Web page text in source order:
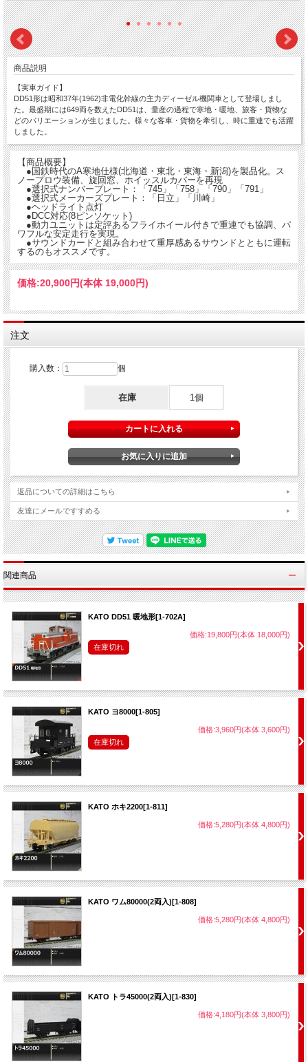
商品説明
【実車ガイド】
DD51形は昭和37年(1962)非電化幹線の主力ディーゼル機関車として登場しまし
た。最盛期には649両を数えたDD51は、量産の過程で寒地・暖地、旅客・貨物な
どのバリエーションが生じました。様々な客車・貨物を牽引し、時に重連でも活躍
しました。
【商品概要】
●国鉄時代のA寒地仕様(北海道・東北・東海・新潟)を製品化。ス
ノープロウ装備、旋回窓、ホイッスルカバーを再現
●選択式ナンバープレート：「745」「758」「790」「791」
●選択式メーカーズプレート：「日立」「川崎」
●ヘッドライト点灯
●DCC対応(8ピンソケット)
●動力ユニットは定評あるフライホイール付きで重連でも協調、パ
ワフルな安定走行を実現。
●サウンドカードと組み合わせて重厚感あるサウンドとともに運転
するのもオススメです。
価格:20,900円(本体 19,000円)
注文
購入数： 個
在庫 1個
返品についての詳細はこちら
友達にメールですすめる
関連商品
KATO DD51 暖地形[1-702A]
価格:19,800円(本体 18,000円)
在庫切れ
KATO ヨ8000[1-805]
価格:3,960円(本体 3,600円)
在庫切れ
KATO ホキ2200[1-811]
価格:5,280円(本体 4,800円)
KATO ワム80000(2両入)[1-808]
価格:5,280円(本体 4,800円)
KATO トラ45000(2両入)[1-830]
価格:4,180円(本体 3,800円)